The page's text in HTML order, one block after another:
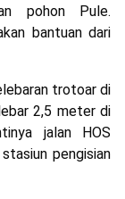
pohon Pule.
bantuan dari
trotoar di
2,5 meter di
jalan HOS
pengisian